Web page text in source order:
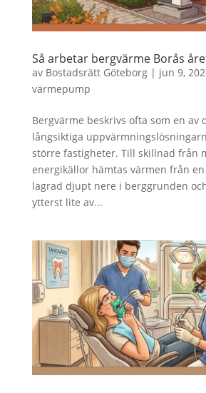
Så arbetar bergvärme Borås
av Bostadsrätt Göteborg| jun 9,
värmepump
Bergvärme beskrivs ofta som en av
långsiktiga
större fastigheter. Till skillnad från
energikällor hämtas värmen från
lagrad djupt nere i berggrunden
ytterst lite av...